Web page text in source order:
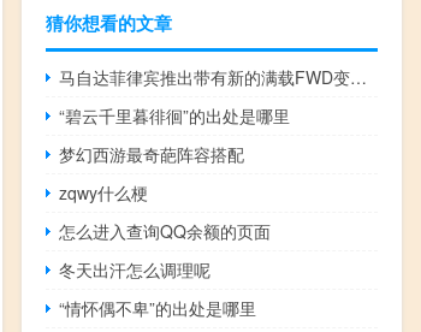
猜你想看的文章
马自达菲律宾推出带有新的满载FWD变体的2020 CX-5
“碧云千里暮徘徊”的出处是哪里
梦幻西游最奇葩阵容搭配
zqwy什么梗
怎么进入查询QQ余额的页面
冬天出汗怎么调理呢
“情怀偶不卑”的出处是哪里